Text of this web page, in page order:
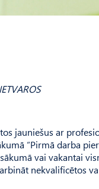
jauniešus ar
“Pirmā darba
vai vakantai
nekvalificētos